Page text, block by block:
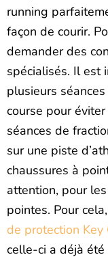
running
façon de courir.
demander des
spécialisés. Il est
plusieurs
course pour
séances de
sur une piste
chaussures à
attention, pour
pointes. Pour
de protection Key
celle-ci a déjà été